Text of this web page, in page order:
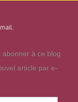
abonner à ce blog
article par e-